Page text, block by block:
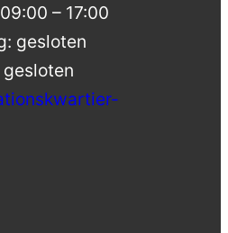
– 17:00
gesloten